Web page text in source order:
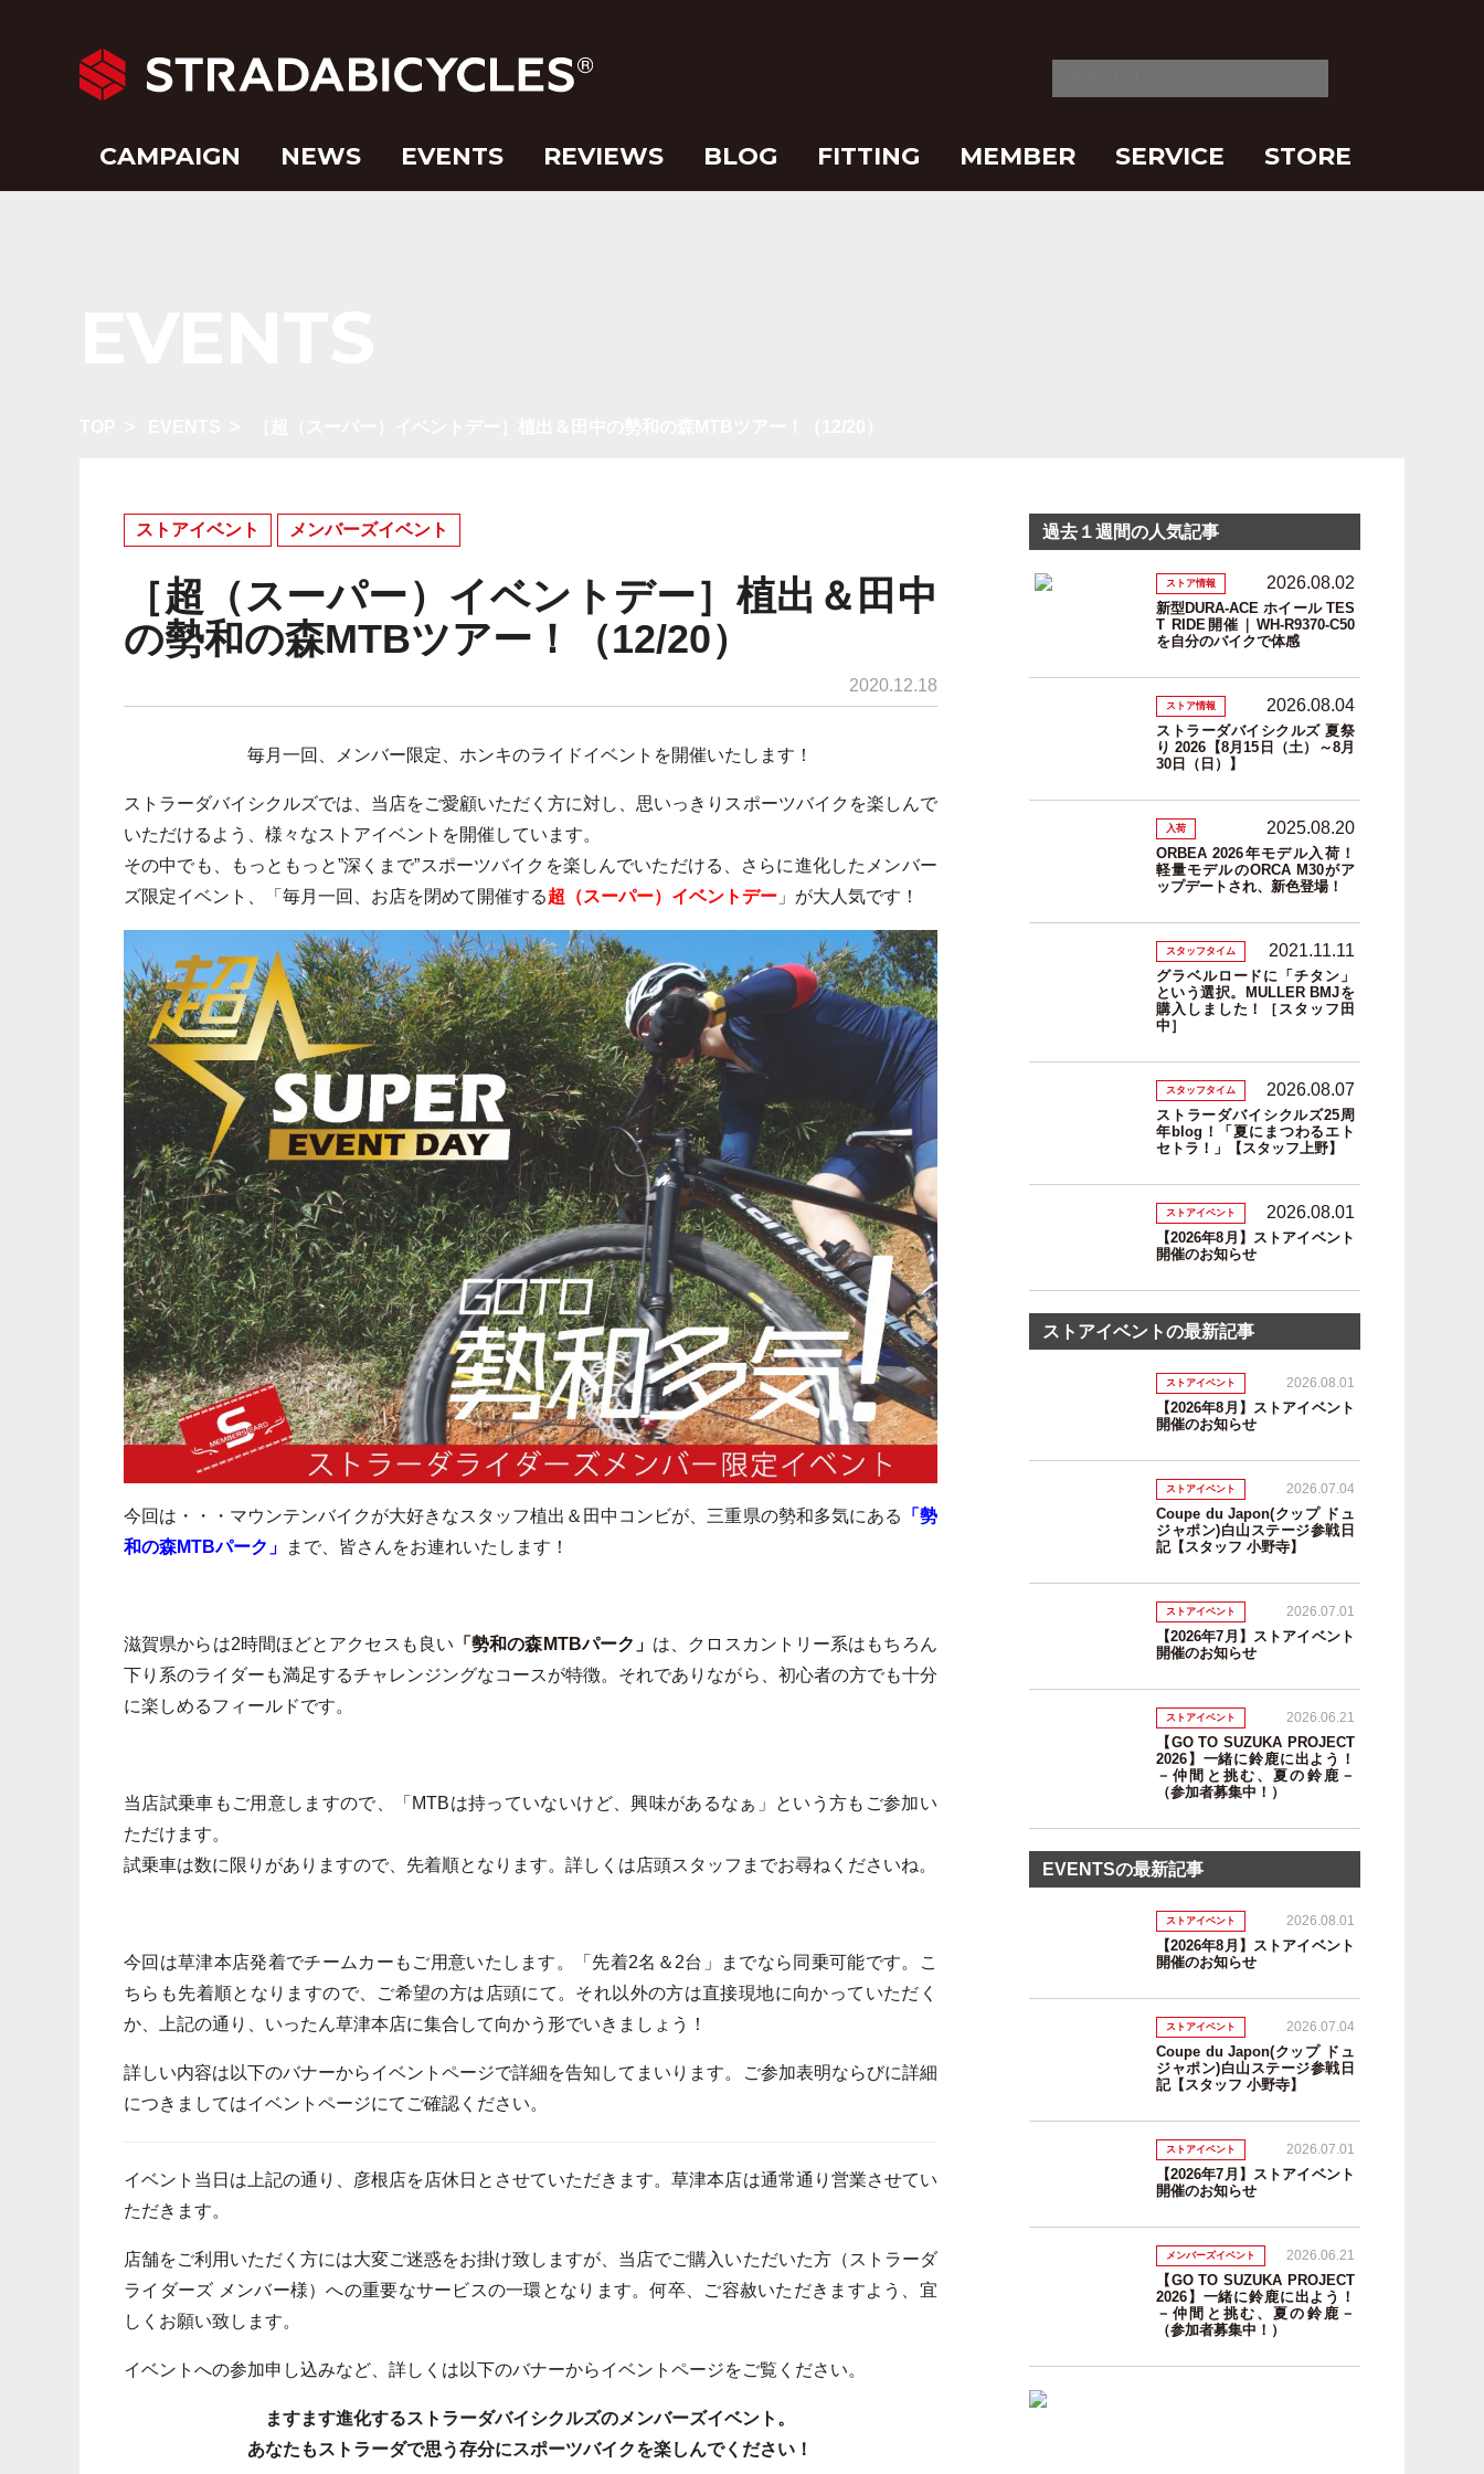
CAMPAIGN NEWS EVENTS REVIEWS BLOG FITTING MEMBER SERVICE STORE
ストアイベント メンバーズイベント
［超（スーパー）イベントデー］植出＆田中
の勢和の森MTBツアー！（12/20）
2020.12.18
毎月一回、メンバー限定、ホンキのライドイベントを開催いたします！
ストラーダバイシクルズでは、当店をご愛顧いただく方に対し、思いっきりスポーツバイクを楽しんで
いただけるよう、様々なストアイベントを開催しています。
その中でも、もっともっと”深くまで”スポーツバイクを楽しんでいただける、さらに進化したメンバー
ズ限定イベント、「毎月一回、お店を閉めて開催する超（スーパー）イベントデー 」が大人気です！
今回は・・・マウンテンバイクが大好きなスタッフ植出＆田中コンビが、三重県の勢和多気にある 「勢
和の森MTBパーク」
まで、皆さんをお連れいたします！
滋賀県からは2時間ほどとアクセスも良い 「勢和の森MTBパーク」 は、クロスカントリー系はもちろん
下り系のライダーも満足するチャレンジングなコースが特徴。それでありながら、初心者の方でも十分
に楽しめるフィールドです。
当店試乗車もご用意しますので、「MTBは持っていないけど、興味があるなぁ」という方もご参加い
ただけます。
試乗車は数に限りがありますので、先着順となります。詳しくは店頭スタッフまでお尋ねくださいね。
今回は草津本店発着でチームカーもご用意いたします。「先着2名＆2台」までなら同乗可能です。こ
ちらも先着順となりますので、ご希望の方は店頭にて。それ以外の方は直接現地に向かっていただく
か、上記の通り、いったん草津本店に集合して向かう形でいきましょう！
詳しい内容は以下のバナーからイベントページで詳細を告知してまいります。ご参加表明ならびに詳細
につきましてはイベントページにてご確認ください。
イベント当日は上記の通り、彦根店を店休日とさせていただきます。草津本店は通常通り営業させてい
ただきます。
店舗をご利用いただく方には大変ご迷惑をお掛け致しますが、当店でご購入いただいた方（ストラーダ
ライダーズ メンバー様）への重要なサービスの一環となります。何卒、ご容赦いただきますよう、宜
しくお願い致します。
イベントへの参加申し込みなど、詳しくは以下のバナーからイベントページをご覧ください。
ますます進化するストラーダバイシクルズのメンバーズイベント。
あなたもストラーダで思う存分にスポーツバイクを楽しんでください！
過去１週間の人気記事
ストア情報 2026.08.02
新型DURA-ACE ホイール TES
T RIDE開催｜WH-R9370-C50
を自分のバイクで体感
ストア情報 2026.08.04
ストラーダバイシクルズ 夏祭
り 2026【8月15日（土）～8月
30日（日）】
入荷 2025.08.20
ORBEA 2026年モデル入荷！
軽量モデルのORCA M30がア
ップデートされ、新色登場！
スタッフタイム 2021.11.11
グラベルロードに「チタン」
という選択。MULLER BMJを
購入しました！［スタッフ田
中］
スタッフタイム 2026.08.07
ストラーダバイシクルズ25周
年blog！「夏にまつわるエト
セトラ！」【スタッフ上野】
ストアイベント 2026.08.01
【2026年8月】ストアイベント
開催のお知らせ
ストアイベントの最新記事
ストアイベント 2026.08.01
【2026年8月】ストアイベント
開催のお知らせ
ストアイベント 2026.07.04
Coupe du Japon(クップ ドュ
ジャポン)白山ステージ参戦日
記【スタッフ 小野寺】
ストアイベント 2026.07.01
【2026年7月】ストアイベント
開催のお知らせ
ストアイベント 2026.06.21
【GO TO SUZUKA PROJECT
2026】一緒に鈴鹿に出よう！
－仲間と挑む、夏の鈴鹿－
（参加者募集中！）
EVENTSの最新記事
ストアイベント 2026.08.01
【2026年8月】ストアイベント
開催のお知らせ
ストアイベント 2026.07.04
Coupe du Japon(クップ ドュ
ジャポン)白山ステージ参戦日
記【スタッフ 小野寺】
ストアイベント 2026.07.01
【2026年7月】ストアイベント
開催のお知らせ
メンバーズイベント 2026.06.21
【GO TO SUZUKA PROJECT
2026】一緒に鈴鹿に出よう！
－仲間と挑む、夏の鈴鹿－
（参加者募集中！）